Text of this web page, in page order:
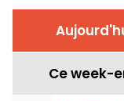
Ce week-